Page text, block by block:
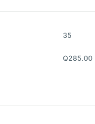
35
Q285.00